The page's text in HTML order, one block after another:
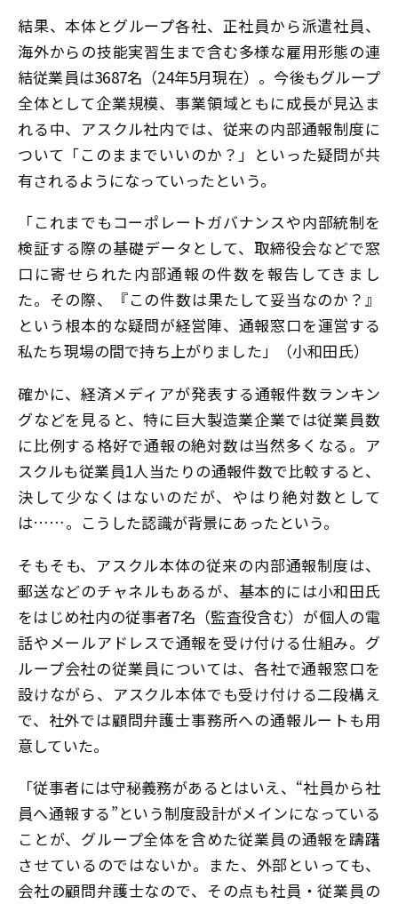
結果、本体とグループ各社、正社員から派遣社員、
海外からの技能実習生まで含む多様な雇用形態の連
結従業員は3687名（24年5月現在）。今後もグループ
全体として企業規模、事業領域ともに成長が見込ま
れる中、アスクル社内では、従来の内部通報制度に
ついて「このままでいいのか？」といった疑問が共
有されるようになっていったという。
「これまでもコーポレートガバナンスや内部統制を
検証する際の基礎データとして、取締役会などで窓
口に寄せられた内部通報の件数を報告してきまし
た。その際、『この件数は果たして妥当なのか？』
という根本的な疑問が経営陣、通報窓口を運営する
私たち現場の間で持ち上がりました」（小和田氏）
確かに、経済メディアが発表する通報件数ランキン
グなどを見ると、特に巨大製造業企業では従業員数
に比例する格好で通報の絶対数は当然多くなる。ア
スクルも従業員1人当たりの通報件数で比較すると、
決して少なくはないのだが、やはり絶対数として
は……。こうした認識が背景にあったという。
そもそも、アスクル本体の従来の内部通報制度は、
郵送などのチャネルもあるが、基本的には小和田氏
をはじめ社内の従事者7名（監査役含む）が個人の電
話やメールアドレスで通報を受け付ける仕組み。グ
ループ会社の従業員については、各社で通報窓口を
設けながら、アスクル本体でも受け付ける二段構え
で、社外では顧問弁護士事務所への通報ルートも用
意していた。
「従事者には守秘義務があるとはいえ、“社員から社
員へ通報する”という制度設計がメインになっている
ことが、グループ全体を含めた従業員の通報を躊躇
させているのではないか。また、外部といっても、
会社の顧問弁護士なので、その点も社員・従業員の